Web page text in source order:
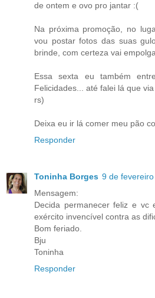
de ontem e ovo pro jantar :(
Na próxima promoção, no
vou postar fotos das suas
brinde, com certeza vai
Essa sexta eu também
Felicidades... até falei lá que
rs)
Deixa eu ir lá comer meu pão
Responder
Toninha Borges 9 de
Mensagem:
Decida permanecer feliz e vc
exército invencível contra as
Bom feriado.
Bju
Toninha
Responder